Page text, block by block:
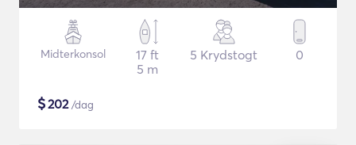
Midterkonsol
17 ft
5 m
5 Krydstogt 0
$202/dag